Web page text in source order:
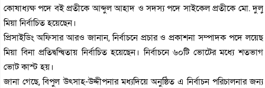
কোষাধ্যক্ষ পদে বই প্রতীকে আব্দুল আহাদ ও সদস্য পদে সাইকেল প্রতীকে মো. দুলু
মিয়া নির্বাচিত হয়েছেন।
প্রিসাইডিং অফিসার আরও জানান, নির্বাচনে প্রচার ও প্রকাশনা সম্পাদক পদে লয়েছ
মিয়া বিনা প্রতিদ্বন্দ্বিতায় নির্বাচিত হয়েছেন। নির্বাচনে ৬০টি ভোটের মধ্যে শতভাগ
ভোট কাস্ট হয়।
জানা গেছে, বিপুল উৎসাহ-উদ্দীপনার মধ্যদিয়ে অনুষ্ঠিত এ নির্বাচন পরিচালনার জন্য